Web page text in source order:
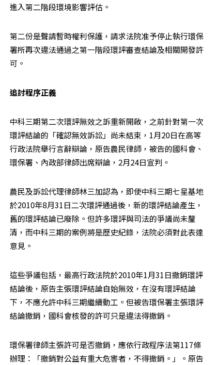
進入第二階段環境影響評估。
第二份是聲請暫時權利保護，請求法院准予停止執行環保
署所再次違法通過之第一階段環評審查結論及相關開發許
可。
追討程序正義
中科三期第二次環評無效之訴重新開啟，之前針對第一次
環評結論的「確認無效訴訟」尚未結束，1月20日在高等
行政法院舉行言辭辯論，原告農民律師，被告的國科會、
環保署、內政部律師出席辯論，2月24日宣判。
農民及訴訟代理律師林三加認為，即使中科三期七星基地
於2010年8月31日二次環評通過後，新的環評結論產生，
舊的環評結論已廢除。但許多環評與司法的爭議尚未釐
清，而中科三期的案例將是歷史紀錄，法院必須對此表達
意見。
這些爭議包括，最高行政法院於2010年1月31日撤銷環評
結論後，原告主張環評結論自始無效，在沒有環評結論
下，不應允許中科三期繼續動工。但被告環保署主張環評
結論撤銷，國科會核發的許可只是違法得撤銷。
環保署律師主張許可是否撤銷，應依行政程序法第117條
辦理：「撤銷對公益有重大危害者，不得撤銷。」。原告